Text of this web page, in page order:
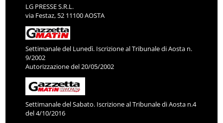
LG PRESSE S.R.L.
via Festaz, 52 11100 AOSTA
Settimanale del Lunedì. Iscrizione al Tribunale di Aosta n.
9/2002
Autorizzazione del 20/05/2002
Settimanale del Sabato. Iscrizione al Tribunale di Aosta n.4
del 4/10/2016